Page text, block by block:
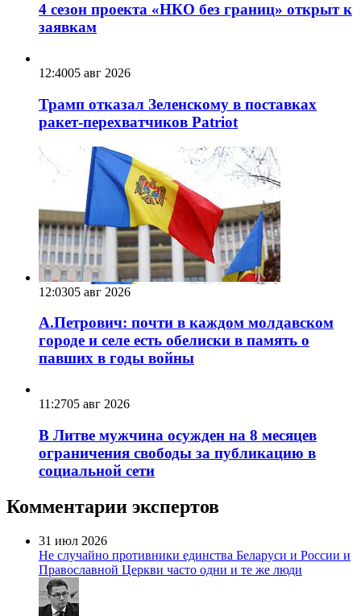
4 сезон проекта «НКО без границ» открыт к
заявкам
12:4005 авг 2026
Трамп отказал Зеленскому в поставках
ракет-перехватчиков Patriot
12:0305 авг 2026
А.Петрович: почти в каждом молдавском
городе и селе есть обелиски в память о
павших в годы войны
11:2705 авг 2026
В Литве мужчина осужден на 8 месяцев
ограничения свободы за публикацию в
социальной сети
Комментарии экспертов
31 июл 2026
Не случайно противники единства Беларуси и России и
Православной Церкви часто одни и те же люди